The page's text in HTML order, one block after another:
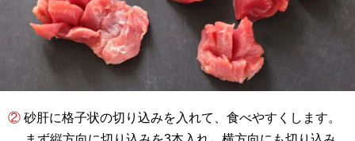
② 砂肝に格子状の切り込みを入れて、食べやすくします。